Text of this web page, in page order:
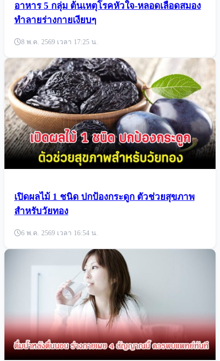
อาหาร 5 กลุ่ม ต้นเหตุโรคหัวใจ-หลอดเลือดสมอง
ทำลายร่างกายเงียบๆ
8 พ.ค. 2569 เวลา 17:25 น.
เปิดผลไม้ 1 ชนิด ปกป้องกระดูก ตัวช่วยสุขภาพ
สำหรับวัยทอง
6 พ.ค. 2569 เวลา 16:54 น.